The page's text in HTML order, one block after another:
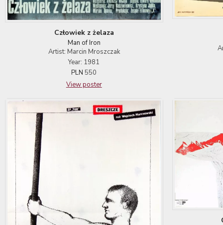
Człowiek z żelaza
Man of Iron
Artist: Marcin Mroszczak
Year: 1981
PLN 550
View poster